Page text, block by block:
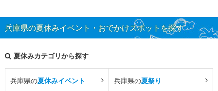
兵庫県の夏休みイベント・おでかけスポットを探す
夏休みカテゴリから探す
兵庫県の夏休みイベント 兵庫県の夏祭り